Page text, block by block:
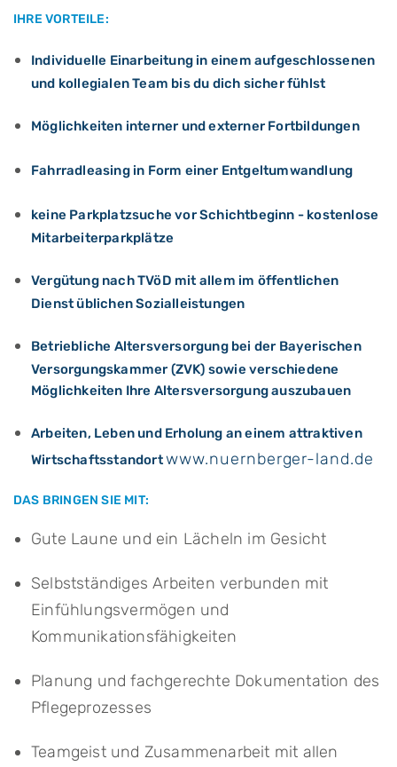
IHRE VORTEILE:
Individuelle Einarbeitung in einem aufgeschlossenen
und kollegialen Team bis du dich sicher fühlst
Möglichkeiten interner und externer Fortbildungen
Fahrradleasing in Form einer Entgeltumwandlung
keine Parkplatzsuche vor Schichtbeginn - kostenlose
Mitarbeiterparkplätze
Vergütung nach TVöD mit allem im öffentlichen
Dienst üblichen Sozialleistungen
Betriebliche Altersversorgung bei der Bayerischen
Versorgungskammer (ZVK) sowie verschiedene
Möglichkeiten Ihre Altersversorgung auszubauen
Arbeiten, Leben und Erholung an einem attraktiven
Wirtschaftsstandortwww.nuernberger-land.de
DAS BRINGEN SIE MIT:
Gute Laune und ein Lächeln im Gesicht
Selbstständiges Arbeiten verbunden mit
Einfühlungsvermögen und
Kommunikationsfähigkeiten
Planung und fachgerechte Dokumentation des
Pflegeprozesses
Teamgeist und Zusammenarbeit mit allen